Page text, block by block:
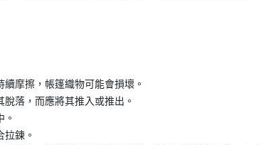
摩擦，帳篷織物可能會損壞。
落，而應將其推入或推出。
鍊。